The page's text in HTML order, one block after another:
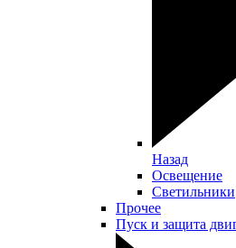
Назад
Освещение
Светильники
Прочее
Пуск и защита